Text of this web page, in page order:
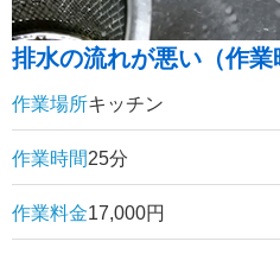
排水の流れが悪い（作業
作業場所キッチン
作業時間25分
作業料金17,000円